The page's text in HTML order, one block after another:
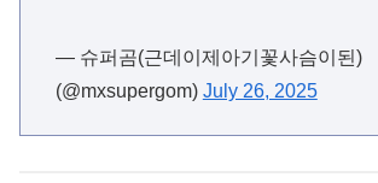
— 슈퍼곰(근데이제아기꽃사슴이된)
(@mxsupergom) July 26, 2025